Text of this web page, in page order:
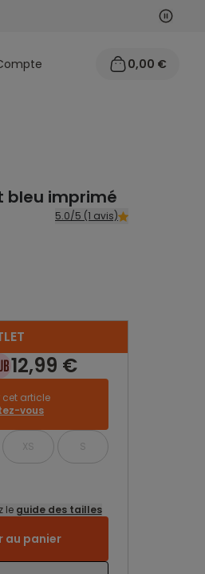
0,00 €
bleu imprimé
5.0/5 (1 avis)
12,99 €
cet article
vous
XS S
le guide des tailles
au panier